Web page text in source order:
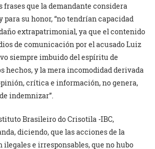
frases que la demandante considera
para su honor, “no tendrían capacidad
extrapatrimonial, ya que el contenido
de comunicación por el acusado Luiz
siempre imbuido del espíritu de
hechos, y la mera incomodidad derivada
crítica e información, no genera,
indemnizar”.
Brasileiro do Crisotila -IBC,
diciendo, que las acciones de la
ilegales e irresponsables, que no hubo